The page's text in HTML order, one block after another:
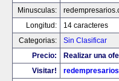
Minusculas:
Longitud:
14 caracteres
Categorias:
Sin Clasificar
Precio:
Realizar una
Visitar!